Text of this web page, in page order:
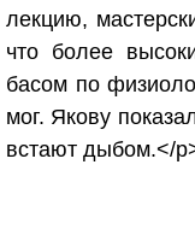
лекцию,
что более
басом по
мог. Якову
встают дыбом.</